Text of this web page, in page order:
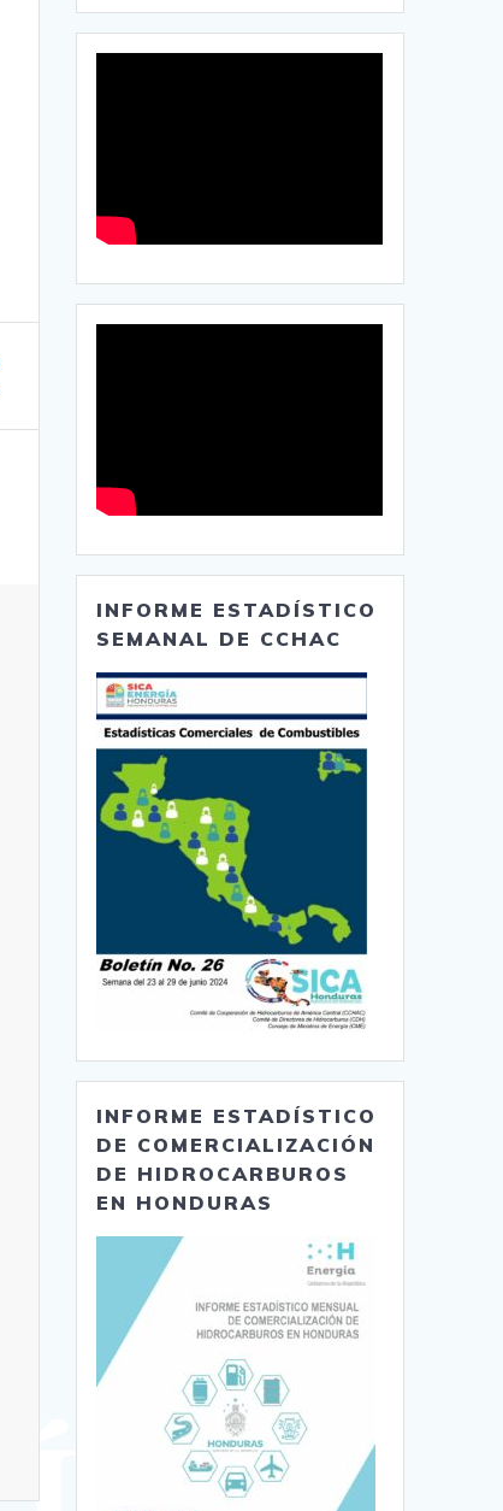
INFORME ESTADÍSTICO
SEMANAL DE CCHAC
INFORME ESTADÍSTICO
DE COMERCIALIZACIÓN
DE HIDROCARBUROS
EN HONDURAS